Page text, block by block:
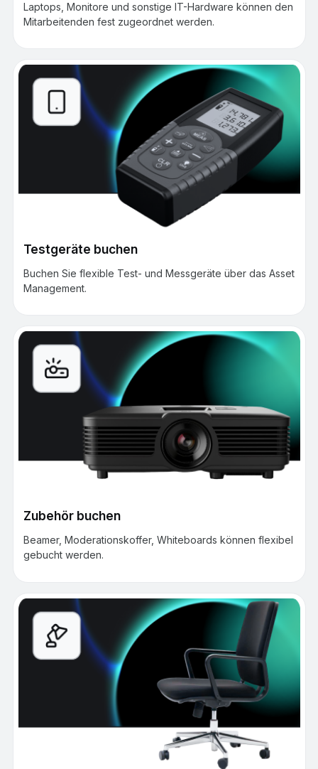
Laptops, Monitore und sonstige IT-Hardware können den
Mitarbeitenden fest zugeordnet werden.
Testgeräte buchen
Buchen Sie flexible Test- und Messgeräte über das Asset
Management.
Zubehör buchen
Beamer, Moderationskoffer, Whiteboards können flexibel
gebucht werden.